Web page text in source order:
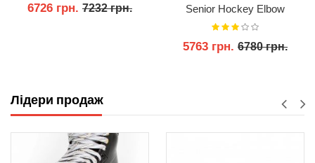
6726 грн. 7232 грн.
Senior Hockey Elbow
Pads
5763 грн. 6780 грн.
Лідери продаж